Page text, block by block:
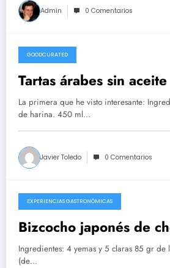
Admin 0 Comentarios
21/02/2021
GOODCURATED
Tartas árabes sin aceite
La primera que he visto interesante:
de harina. 450 ml…
Javier Toledo 0 Comentarios
10/08/2020
EXPERIENCIAS GASTRONÓMICAS
Bizcocho japonés de
Ingredientes: 4 yemas y 5 claras 85 gr
(de…